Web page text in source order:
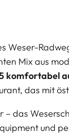
Weser-
Mix aus
komfortabel
das mit
das
und